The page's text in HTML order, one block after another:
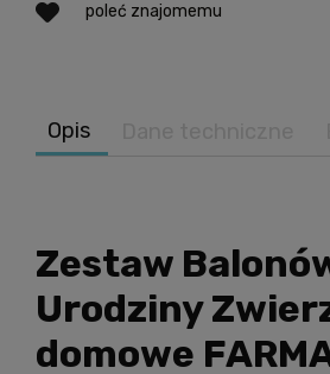
poleć znajomemu
Opis
Zestaw
Urodziny
domowe